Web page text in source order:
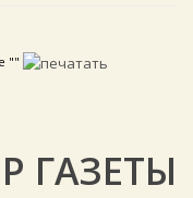
""
ГАЗЕТЫ